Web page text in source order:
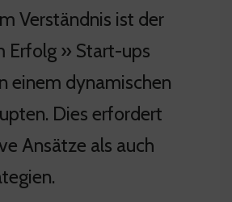
Verständnis ist der
Erfolg » Start-ups
einem dynamischen
Dies erfordert
Ansätze als auch